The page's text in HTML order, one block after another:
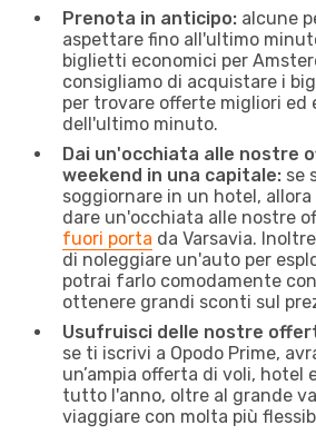
Prenota in anticipo: alcune
aspettare fino all'ultimo
biglietti economici per
consigliamo di acquistare i
per trovare offerte migliori ed
dell'ultimo minuto.
Dai un'occhiata alle nostre
weekend in una capitale: se
soggiornare in un hotel,
dare un'occhiata alle nostre
fuori porta da Varsavia.
di noleggiare un'auto per
potrai farlo comodamente
ottenere grandi sconti sul
Usufruisci delle nostre
se ti iscrivi a Opodo Prime,
un’ampia offerta di voli, hotel
tutto l'anno, oltre al grande
viaggiare con molta più